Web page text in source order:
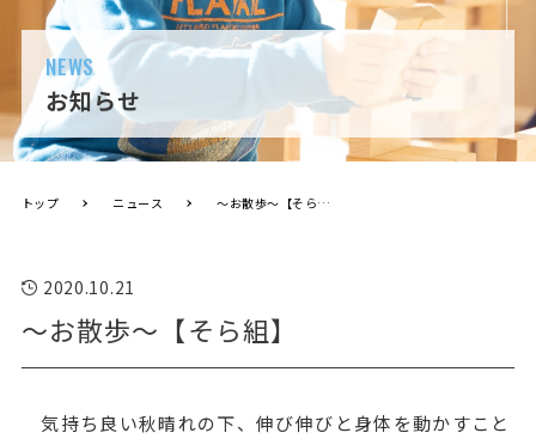
NEWS
お知らせ
トップ ニュース ～お散歩～【そら組】
2020.10.21
～お散歩～【そら組】
気持ち良い秋晴れの下、伸び伸びと身体を動かすこと